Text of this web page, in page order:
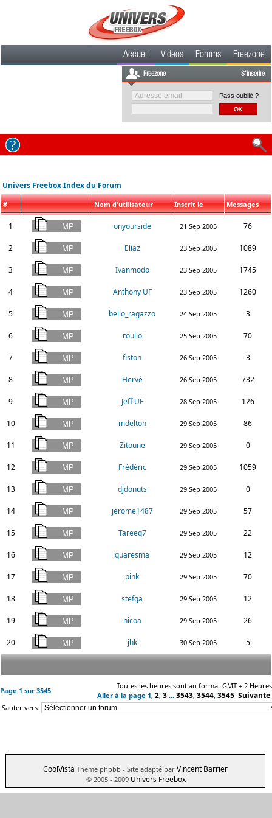
Accueil Videos Forums Freezone
Freezone S'inscrire
Pass oublié ?
Univers Freebox Index du Forum
# Nom d'utilisateur Inscrit le Messages
1 onyourside 21 Sep 2005 76
2 Eliaz 23 Sep 2005 1089
3 Ivanmodo 23 Sep 2005 1745
4 Anthony UF 23 Sep 2005 1260
5 bello_ragazzo 24 Sep 2005 3
6 roulio 25 Sep 2005 70
7 fiston 26 Sep 2005 3
8 Hervé 26 Sep 2005 732
9 Jeff UF 28 Sep 2005 126
10 mdelton 29 Sep 2005 86
11 Zitoune 29 Sep 2005 0
12 Frédéric 29 Sep 2005 1059
13 djdonuts 29 Sep 2005 0
14 jerome1487 29 Sep 2005 57
15 Tareeq7 29 Sep 2005 22
16 quaresma 29 Sep 2005 12
17 pink 29 Sep 2005 70
18 stefga 29 Sep 2005 12
19 nicoa 29 Sep 2005 26
20 jhk 30 Sep 2005 5
Page 1 sur 3545
Toutes les heures sont au format GMT + 2 Heures
Aller à la page 1, 2, 3 ... 3543, 3544, 3545 Suivante
Sauter vers:
CoolVista Thème phpbb - Site adapté par Vincent Barrier
© 2005 - 2009 Univers Freebox